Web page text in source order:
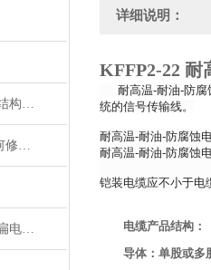
耐弯曲拖链电缆的编织层结构有哪几种
TVVB扁电缆出现损伤如何修补？有哪些措施
预防性维护：检查带钢丝扁电缆的磨损、变形与钢丝状态
详细说明：
KFFP2-22 耐
耐高温-耐油-防
统的信号传输线。
耐高温-耐油-防腐蚀
耐高温-耐油-防腐蚀
铠装电缆应不小于电
电缆产品结构：
导体：单股或多